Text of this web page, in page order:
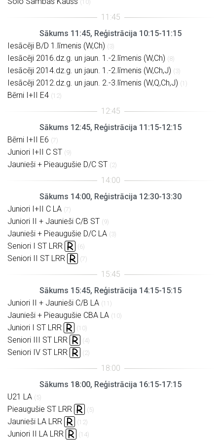
(10)
Sākums 11:45, Reģistrācija 10:15-11:15
Iesācēji B/D 1.līmenis (W,Ch) (3)
Iesācēji 2016.dz.g. un jaun. 1.-2.līmenis (W,Ch) (8)
Iesācēji 2014.dz.g. un jaun. 1.-2.līmenis (W,Ch,J) (3)
Iesācēji 2012.dz.g. un jaun. 2.-3.līmenis (W,Q,Ch,J) (1)
Bērni I+II E4 (12)
Sākums 12:45, Reģistrācija 11:15-12:15
Bērni I+II E6 (7)
Juniori I+II C ST (9)
Jaunieši + Pieaugušie D/C ST (2)
Sākums 14:00, Reģistrācija 12:30-13:30
Juniori I+II C LA (7)
Juniori II + Jaunieši C/B ST (9)
Jaunieši + Pieaugušie D/C LA (3)
Seniori I ST LRR (6)
Seniori II ST LRR (7)
Sākums 15:45, Reģistrācija 14:15-15:15
Juniori II + Jaunieši C/B LA (11)
Jaunieši + Pieaugušie CBA LA (10)
Juniori I ST LRR (10)
Seniori III ST LRR (4)
Seniori IV ST LRR (2)
Sākums 18:00, Reģistrācija 16:15-17:15
U21 LA (5)
Pieaugušie ST LRR (5)
Jaunieši LA LRR (12)
Juniori II LA LRR (14)